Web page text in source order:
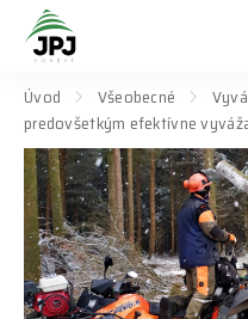
Úvod Všeobecné
predovšetkým efektívne